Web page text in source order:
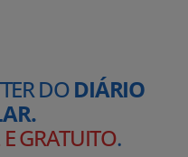
DODIÁRIO
GRATUITO.